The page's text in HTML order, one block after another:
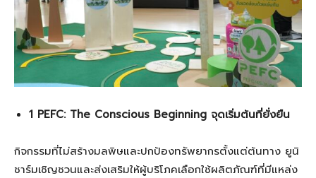
1 PEFC: The Conscious Beginning จุดเริ่มต้นที่ยั่งยืน
กิจกรรมที่ไม่สร้างมลพิษและปกป้องทรัพยากรตั้งแต่ต้นทาง ยูนิ
ชาร์มเชิญชวนและส่งเสริมให้ผู้บริโภคเลือกใช้ผลิตภัณฑ์ที่มีแหล่ง